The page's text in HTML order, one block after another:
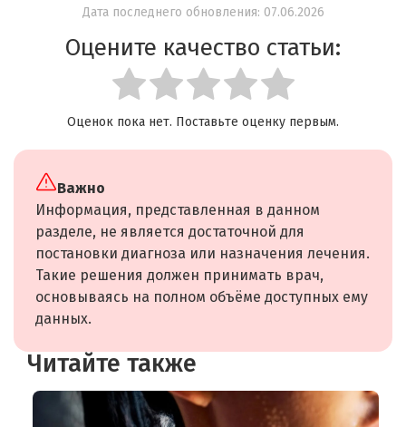
Дата последнего обновления: 07.06.2026
Оцените качество статьи:
Оценок пока нет. Поставьте оценку первым.
Важно
Информация, представленная в данном
разделе, не является достаточной для
постановки диагноза или назначения лечения.
Такие решения должен принимать врач,
основываясь на полном объёме доступных ему
данных.
Читайте также